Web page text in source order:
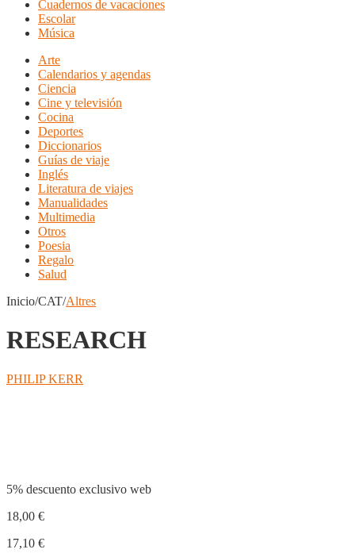
Cuadernos de vacaciones
Escolar
Música
Arte
Calendarios y agendas
Ciencia
Cine y televisión
Cocina
Deportes
Diccionarios
Guías de viaje
Inglés
Literatura de viajes
Manualidades
Multimedia
Otros
Poesia
Regalo
Salud
Inicio/CAT/Altres
RESEARCH
PHILIP KERR
5% descuento exclusivo web
18,00 €
17,10 €